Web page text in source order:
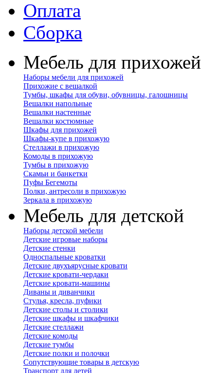
Оплата
Сборка
Мебель для прихожей
Наборы мебели для прихожей
Прихожие с вешалкой
Тумбы, шкафы для обуви, обувницы, галошницы
Вешалки напольные
Вешалки настенные
Вешалки костюмные
Шкафы для прихожей
Шкафы-купе в прихожую
Стеллажи в прихожую
Комоды в прихожую
Тумбы в прихожую
Скамьи и банкетки
Пуфы Бегемоты
Полки, антресоли в прихожую
Зеркала в прихожую
Мебель для детской
Наборы детской мебели
Детские игровые наборы
Детские стенки
Односпальные кроватки
Детские двухъярусные кровати
Детские кровати-чердаки
Детские кровати-машины
Диваны и диванчики
Стулья, кресла, пуфики
Детские столы и столики
Детские шкафы и шкафчики
Детские стеллажи
Детские комоды
Детские тумбы
Детские полки и полочки
Сопутствующие товары в детскую
Транспорт для детей